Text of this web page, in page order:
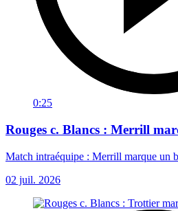
0:25
Rouges c. Blancs : Merrill
Match intraéquipe : Merrill marque un
02 juil. 2026